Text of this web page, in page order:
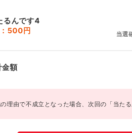
るんです4
500円
当選
金額
理由で不成立となった場合、次回の「当たる